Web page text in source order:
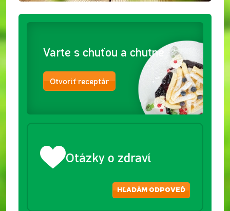
Varte s chuťou a chutne
Otvoriť receptár
Otázky o zdraví
HĽADÁM ODPOVEĎ